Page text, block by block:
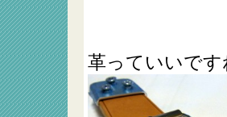
革っていいです